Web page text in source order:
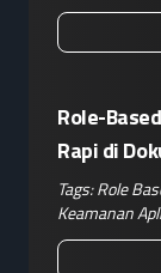
Role-
Rapi di
Tags:Role
Keamanan